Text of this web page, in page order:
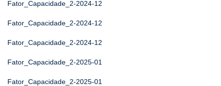
Fator_Capacidade_2-2024-12
Fator_Capacidade_2-2024-12
Fator_Capacidade_2-2024-12
Fator_Capacidade_2-2025-01
Fator_Capacidade_2-2025-01